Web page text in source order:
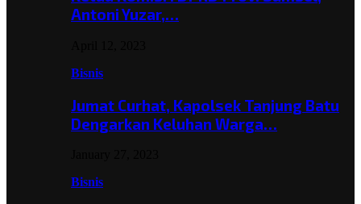
Antoni Yuzar,…
Bisnis
Jumat Curhat, Kapolsek Tanjung Batu
Dengarkan Keluhan Warga…
Bisnis